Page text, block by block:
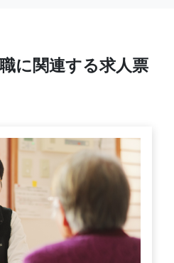
に関連する求人票